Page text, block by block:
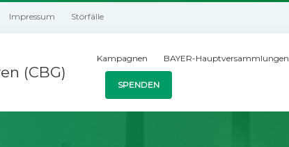
Impressum Störfälle
(CBG)
Kampagnen BAYER-Hauptversammlungen
SPENDEN